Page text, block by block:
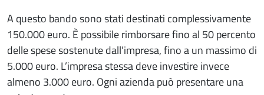
A questo bando sono stati destinati complessivamente
150.000 euro. È possibile rimborsare fino al 50 percento
delle spese sostenute dall’impresa, fino a un massimo di
5.000 euro. L’impresa stessa deve investire invece
almeno 3.000 euro. Ogni azienda può presentare una